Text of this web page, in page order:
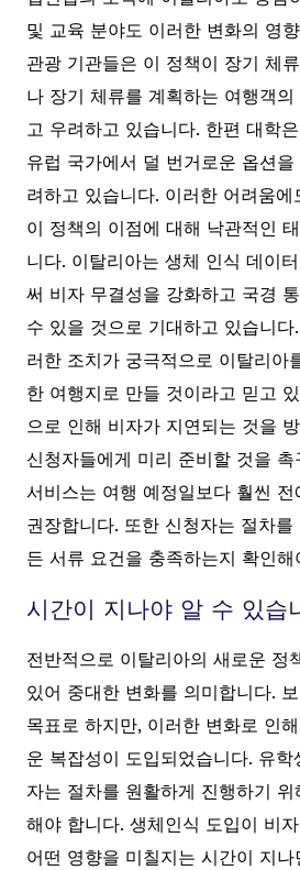
및 교육 분야도 이러한 변화의 영
관광 기관들은 이 정책이 장기 체
나 장기 체류를 계획하는 여행객
고 우려하고 있습니다. 한편 대학
유럽 국가에서 덜 번거로운 옵션
려하고 있습니다. 이러한 어려움
이 정책의 이점에 대해 낙관적인
니다. 이탈리아는 생체 인식 데이
써 비자 무결성을 강화하고 국경
수 있을 것으로 기대하고 있습니
러한 조치가 궁극적으로 이탈리아
한 여행지로 만들 것이라고 믿고
으로 인해 비자가 지연되는 것을
신청자들에게 미리 준비할 것을
서비스는 여행 예정일보다 훨씬
권장합니다. 또한 신청자는 절차
든 서류 요건을 충족하는지 확인해
시간이 지나야 알 수 있습
전반적으로 이탈리아의 새로운 정
있어 중대한 변화를 의미합니다.
목표로 하지만, 이러한 변화로 인
운 복잡성이 도입되었습니다. 유
자는 절차를 원활하게 진행하기
해야 합니다. 생체인식 도입이 비
어떤 영향을 미칠지는 시간이 지